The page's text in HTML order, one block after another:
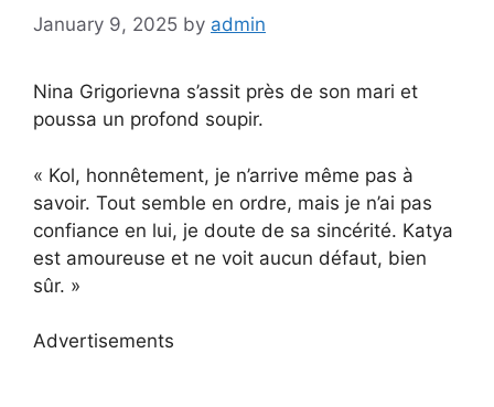
January 9, 2025 by admin
Nina Grigorievna s’assit près de son mari et
poussa un profond soupir.
« Kol, honnêtement, je n’arrive même pas à
savoir. Tout semble en ordre, mais je n’ai pas
confiance en lui, je doute de sa sincérité. Katya
est amoureuse et ne voit aucun défaut, bien
sûr. »
Advertisements